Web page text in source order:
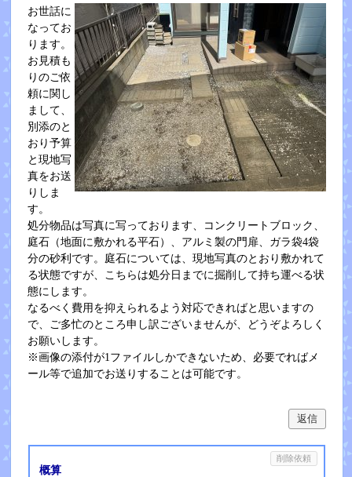
お世話に
なってお
ります。
お見積も
りのご依
頼に関し
まして、
別添のと
おり予算
と現地写
真をお送
りしま
す。
処分物品は写真に写っております、コンクリートブロック、
庭石（地面に敷かれる平石）、アルミ製の門扉、ガラ袋4袋
分の砂利です。庭石については、現地写真のとおり敷かれて
る状態ですが、こちらは処分日までに掘削して持ち運べる状
態にします。
なるべく費用を抑えられるよう対応できればと思いますの
で、ご多忙のところ申し訳ございませんが、どうぞよろしく
お願いします。
※画像の添付が1ファイルしかできないため、必要でればメ
ール等で追加でお送りすることは可能です。
返信
概算
削除依頼